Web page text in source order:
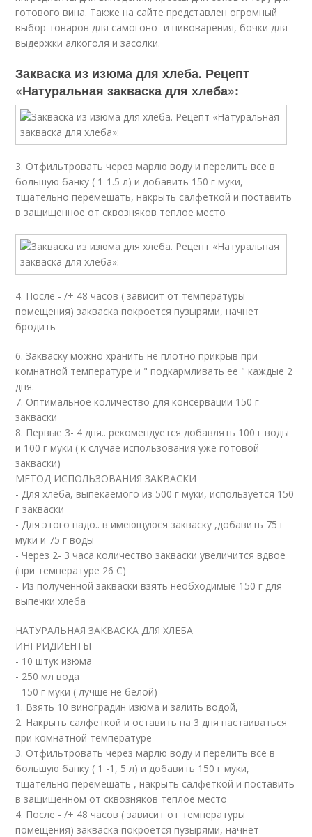
готового вина. Также на сайте представлен огромный
выбор товаров для самогоно- и пивоварения, бочки для
выдержки алкоголя и засолки.
Закваска из изюма для хлеба. Рецепт
«Натуральная закваска для хлеба»:
3. Отфильтровать через марлю воду и перелить все в
большую банку ( 1-1.5 л) и добавить 150 г муки,
тщательно перемешать, накрыть салфеткой и поставить
в защищенное от сквозняков теплое место
4. После - /+ 48 часов ( зависит от температуры
помещения) закваска покроется пузырями, начнет
бродить
6. Закваску можно хранить не плотно прикрыв при
комнатной температуре и " подкармливать ее " каждые 2
дня.
7. Оптимальное количество для консервации 150 г
закваски
8. Первые 3- 4 дня.. рекомендуется добавлять 100 г воды
и 100 г муки ( к случае использования уже готовой
закваски)
МЕТОД ИСПОЛЬЗОВАНИЯ ЗАКВАСКИ
- Для хлеба, выпекаемого из 500 г муки, используется 150
г закваски
- Для этого надо.. в имеющуюся закваску ,добавить 75 г
муки и 75 г воды
- Через 2- 3 часа количество закваски увеличится вдвое
(при температуре 26 С)
- Из полученной закваски взять необходимые 150 г для
выпечки хлеба
НАТУРАЛЬНАЯ ЗАКВАСКА ДЛЯ ХЛЕБА
ИНГРИДИЕНТЫ
- 10 штук изюма
- 250 мл вода
- 150 г муки ( лучше не белой)
1. Взять 10 виноградин изюма и залить водой,
2. Накрыть салфеткой и оставить на 3 дня настаиваться
при комнатной температуре
3. Отфильтровать через марлю воду и перелить все в
большую банку ( 1 -1, 5 л) и добавить 150 г муки,
тщательно перемешать , накрыть салфеткой и поставить
в защищенном от сквозняков теплое место
4. После - /+ 48 часов ( зависит от температуры
помещения) закваска покроется пузырями, начнет